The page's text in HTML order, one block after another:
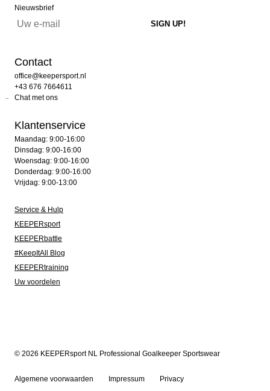
Nieuwsbrief
Contact
office@keepersport.nl
+43 676 7664611
Chat met ons
Klantenservice
Maandag: 9:00-16:00
Dinsdag: 9:00-16:00
Woensdag: 9:00-16:00
Donderdag: 9:00-16:00
Vrijdag: 9:00-13:00
Service & Hulp
KEEPERsport
KEEPERbattle
#KeepItAll Blog
KEEPERtraining
Uw voordelen
© 2026 KEEPERsport NL Professional Goalkeeper Sportswear
Algemene voorwaarden Impressum Privacy